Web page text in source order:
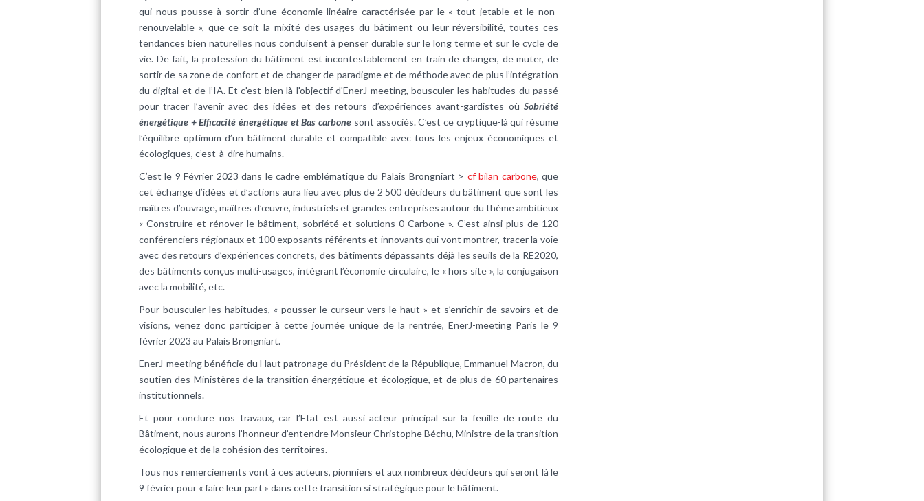
qui nous pousse à sortir d’une économie linéaire caractérisée par le « tout jetable et le non-
renouvelable », que ce soit la mixité des usages du bâtiment ou leur réversibilité, toutes ces
tendances bien naturelles nous conduisent à penser durable sur le long terme et sur le cycle de
vie. De fait, la profession du bâtiment est incontestablement en train de changer, de muter, de
sortir de sa zone de confort et de changer de paradigme et de méthode avec de plus l’intégration
du digital et de l’IA. Et c'est bien là l'objectif d'EnerJ-meeting, bousculer les habitudes du passé
pour tracer l’avenir avec des idées et des retours d’expériences avant-gardistes où Sobriété
énergétique + Efficacité énergétique et Bas carbone sont associés. C’est ce cryptique-là qui résume
l’équilibre optimum d’un bâtiment durable et compatible avec tous les enjeux économiques et
écologiques, c’est-à-dire humains.
C’est le 9 Février 2023 dans le cadre emblématique du Palais Brongniart > cf bilan carbone, que
cet échange d’idées et d’actions aura lieu avec plus de 2 500 décideurs du bâtiment que sont les
maîtres d’ouvrage, maîtres d’œuvre, industriels et grandes entreprises autour du thème ambitieux
« Construire et rénover le bâtiment, sobriété et solutions 0 Carbone ». C’est ainsi plus de 120
conférenciers régionaux et 100 exposants référents et innovants qui vont montrer, tracer la voie
avec des retours d’expériences concrets, des bâtiments dépassants déjà les seuils de la RE2020,
des bâtiments conçus multi-usages, intégrant l’économie circulaire, le « hors site », la conjugaison
avec la mobilité, etc.
Pour bousculer les habitudes, « pousser le curseur vers le haut » et s’enrichir de savoirs et de
visions, venez donc participer à cette journée unique de la rentrée, EnerJ-meeting Paris le 9
février 2023 au Palais Brongniart.
EnerJ-meeting bénéficie du Haut patronage du Président de la République, Emmanuel Macron, du
soutien des Ministères de la transition énergétique et écologique, et de plus de 60 partenaires
institutionnels.
Et pour conclure nos travaux, car l’Etat est aussi acteur principal sur la feuille de route du
Bâtiment, nous aurons l’honneur d’entendre Monsieur Christophe Béchu, Ministre de la transition
écologique et de la cohésion des territoires.
Tous nos remerciements vont à ces acteurs, pionniers et aux nombreux décideurs qui seront là le
9 février pour « faire leur part » dans cette transition si stratégique pour le bâtiment.